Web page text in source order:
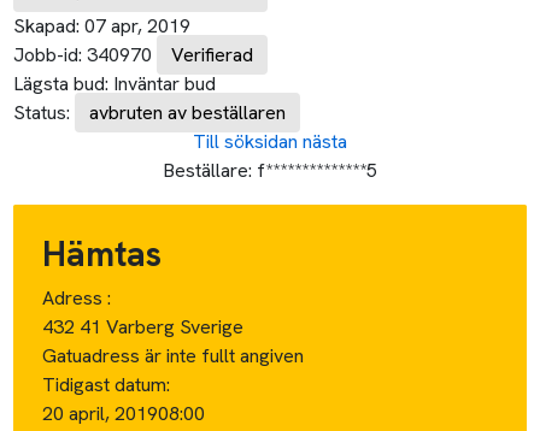
Skapad: 07 apr, 2019
Jobb-id: 340970
Verifierad
Lägsta bud: Inväntar bud
Status:
avbruten av beställaren
Till söksidan nästa
Beställare: f**************5
Hämtas
Adress :
432 41 Varberg Sverige
Gatuadress är inte fullt angiven
Tidigast datum:
20 april, 201908:00